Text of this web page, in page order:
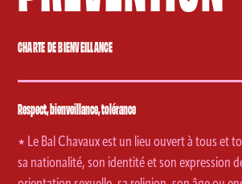
CHARTE DE BIENVEILLANCE
Respect, bienveillance, tolérance
٭ Le Bal Chavaux est un lieu ouvert à tous et toutes, quelle que soit
sa nationalité, son identité et son expression
PRIVATISATION
BAL
INFOS PRATIQUES
ACTUALITÉS